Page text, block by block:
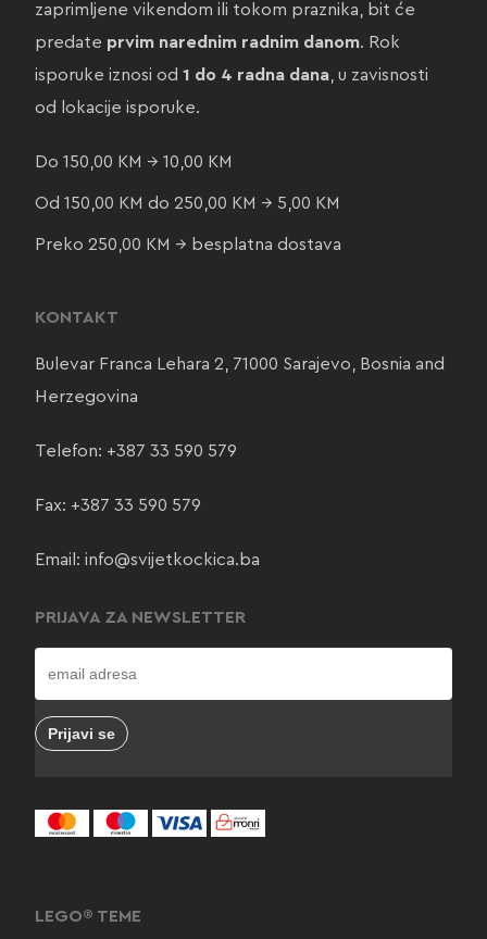
zaprimljene vikendom ili tokom praznika, bit će
predate prvim narednim radnim danom. Rok
isporuke iznosi od 1 do 4 radna dana, u zavisnosti
od lokacije isporuke.
Do 150,00 KM → 10,00 KM
Od 150,00 KM do 250,00 KM → 5,00 KM
Preko 250,00 KM → besplatna dostava
KONTAKT
Bulevar Franca Lehara 2, 71000 Sarajevo, Bosnia and
Herzegovina
Telefon: +387 33 590 579
Fax: +387 33 590 579
Email: info@svijetkockica.ba
PRIJAVA ZA NEWSLETTER
LEGO® TEME